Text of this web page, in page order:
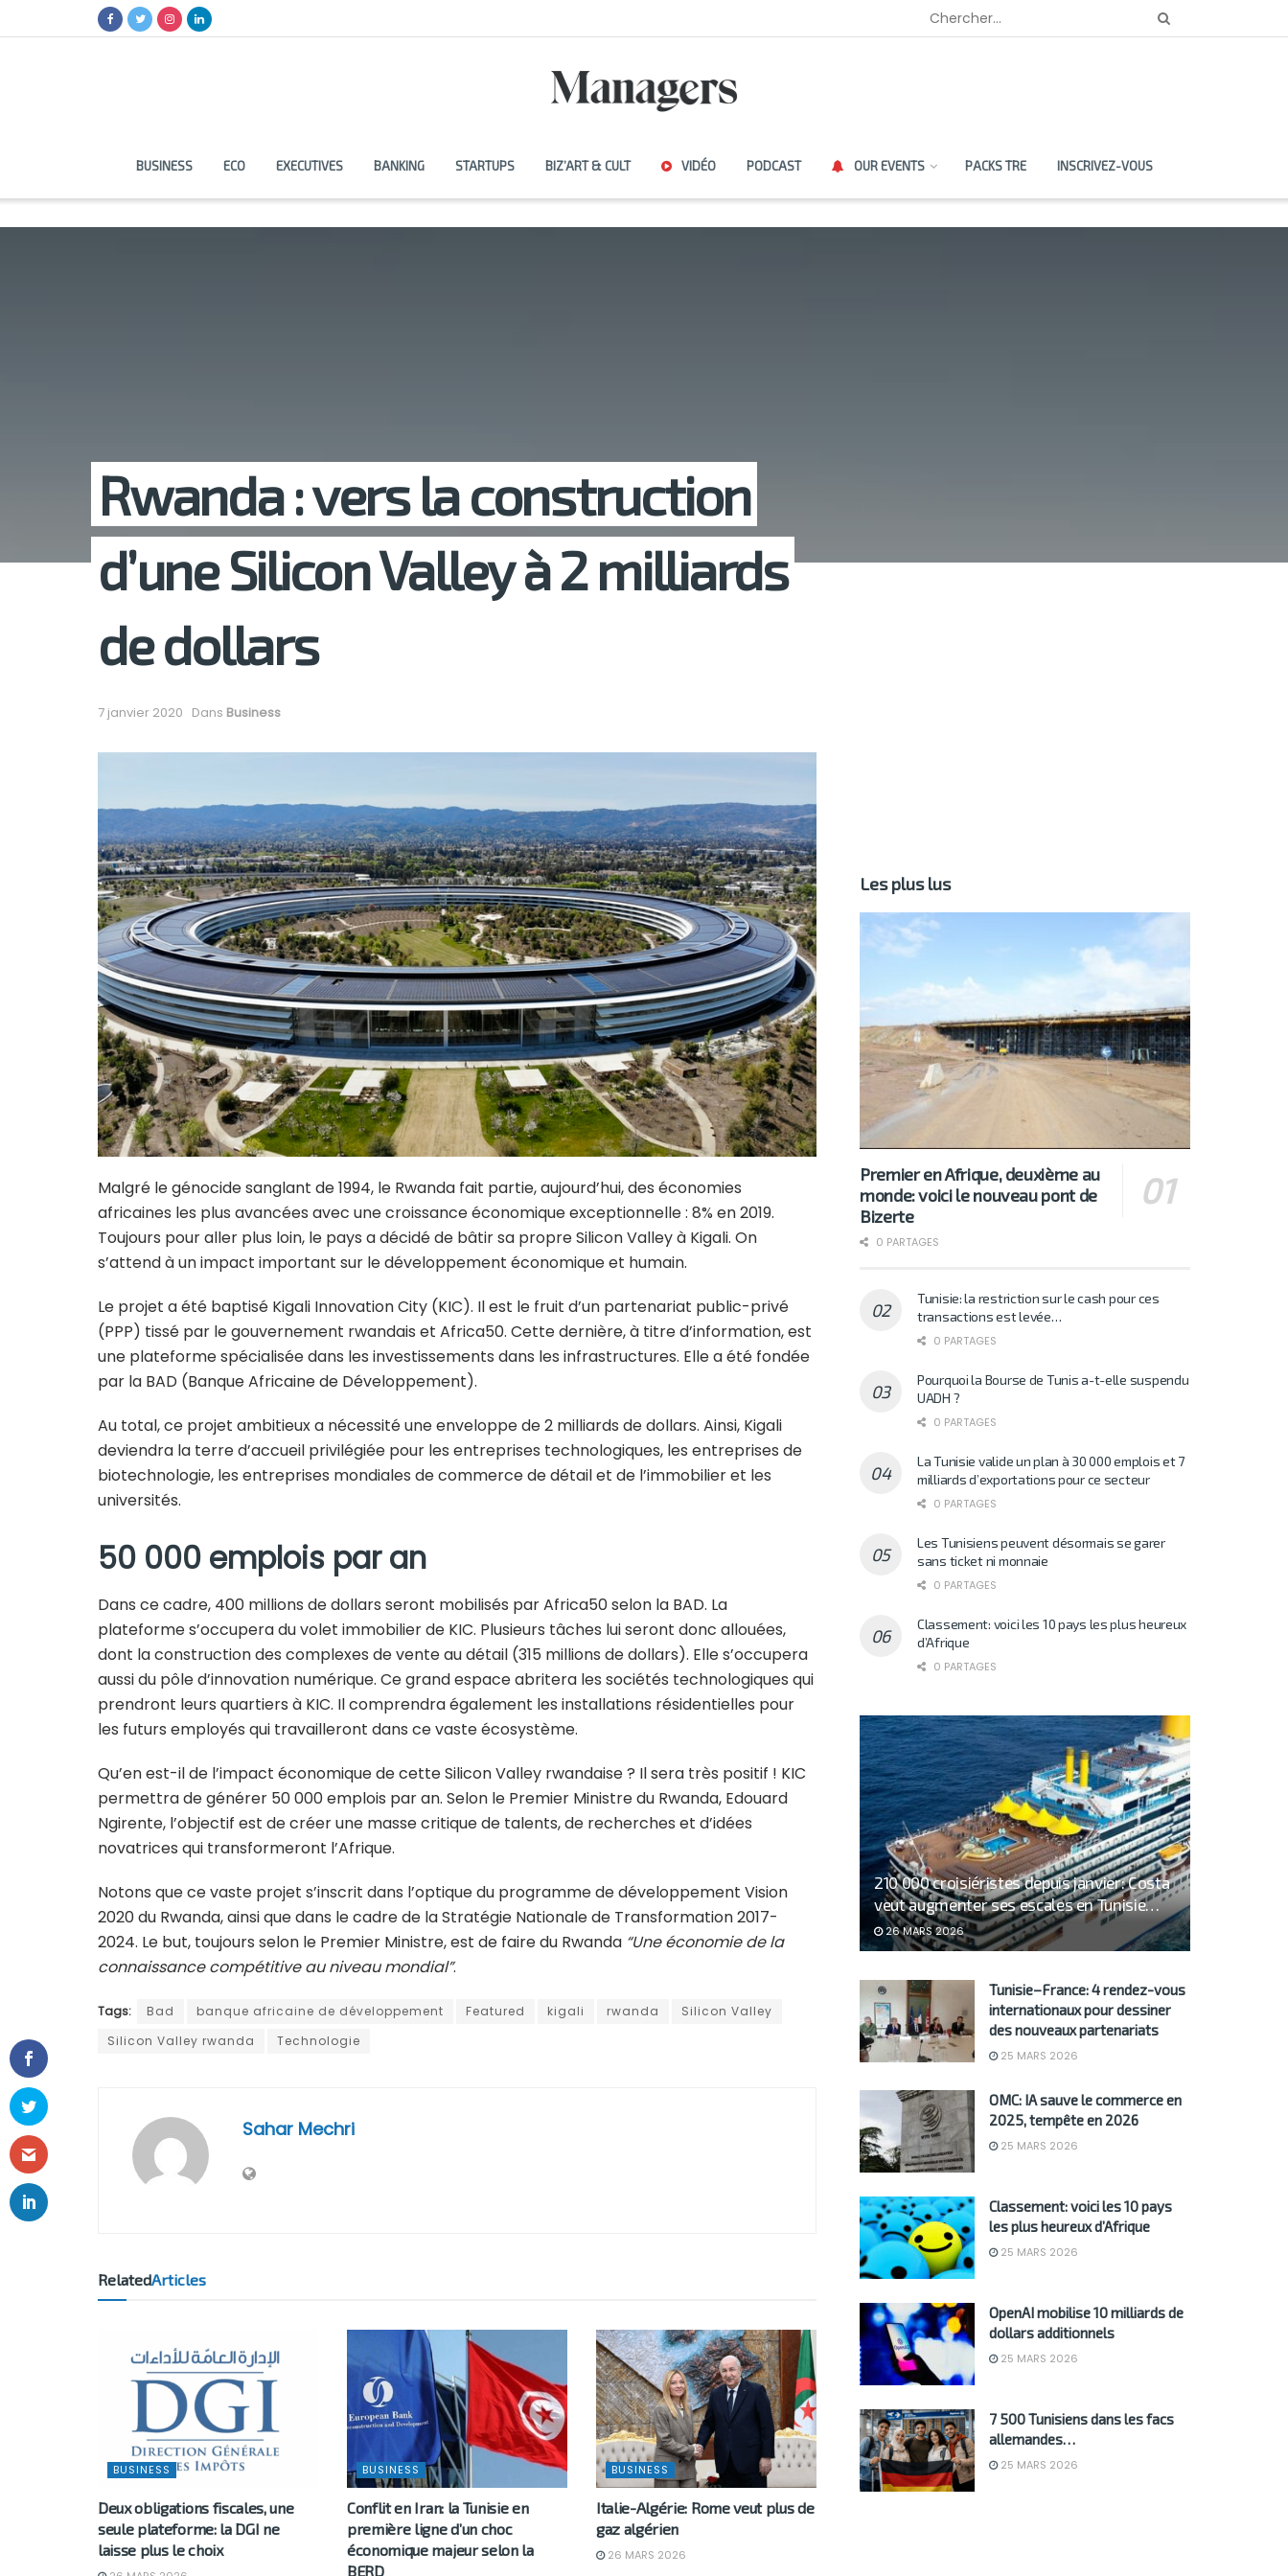
BUSINESS ECO EXECUTIVES BANKING STARTUPS BIZ’ART & CULT VIDÉO PODCAST OUR EVENTS PACKS TRE INSCRIVEZ-VOUS
Rwanda : vers la construction
d’une Silicon Valley à 2 milliards
de dollars
7 janvier 2020 Dans Business
Malgré le génocide sanglant de 1994, le Rwanda fait partie, aujourd’hui, des économies
africaines les plus avancées avec une croissance économique exceptionnelle : 8% en 2019.
Toujours pour aller plus loin, le pays a décidé de bâtir sa propre Silicon Valley à Kigali. On
s’attend à un impact important sur le développement économique et humain.
Le projet a été baptisé Kigali Innovation City (KIC). Il est le fruit d’un partenariat public-privé
(PPP) tissé par le gouvernement rwandais et Africa50. Cette dernière, à titre d’information, est
une plateforme spécialisée dans les investissements dans les infrastructures. Elle a été fondée
par la BAD (Banque Africaine de Développement).
Au total, ce projet ambitieux a nécessité une enveloppe de 2 milliards de dollars. Ainsi, Kigali
deviendra la terre d’accueil privilégiée pour les entreprises technologiques, les entreprises de
biotechnologie, les entreprises mondiales de commerce de détail et de l’immobilier et les
universités.
50 000 emplois par an
Dans ce cadre, 400 millions de dollars seront mobilisés par Africa50 selon la BAD. La
plateforme s’occupera du volet immobilier de KIC. Plusieurs tâches lui seront donc allouées,
dont la construction des complexes de vente au détail (315 millions de dollars). Elle s’occupera
aussi du pôle d’innovation numérique. Ce grand espace abritera les sociétés technologiques qui
prendront leurs quartiers à KIC. Il comprendra également les installations résidentielles pour
les futurs employés qui travailleront dans ce vaste écosystème.
Qu’en est-il de l’impact économique de cette Silicon Valley rwandaise ? Il sera très positif ! KIC
permettra de générer 50 000 emplois par an. Selon le Premier Ministre du Rwanda, Edouard
Ngirente, l’objectif est de créer une masse critique de talents, de recherches et d’idées
novatrices qui transformeront l’Afrique.
Notons que ce vaste projet s’inscrit dans l’optique du programme de développement Vision
2020 du Rwanda, ainsi que dans le cadre de la Stratégie Nationale de Transformation 2017-
2024. Le but, toujours selon le Premier Ministre, est de faire du Rwanda “Une économie de la
connaissance compétitive au niveau mondial”.
Tags: Bad banque africaine de développement Featured kigali rwanda
Silicon Valley
Silicon Valley rwanda
Technologie
Sahar Mechri
RelatedArticles
BUSINESS
Deux obligations fiscales, une
seule plateforme: la DGI ne
laisse plus le choix
BUSINESS
Conflit en Iran: la Tunisie en
première ligne d’un choc
économique majeur selon la
BERD
BUSINESS
Italie-Algérie: Rome veut plus de
gaz algérien
26 MARS 2026
Les plus lus
Premier en Afrique, deuxième au
monde: voici le nouveau pont de
Bizerte
0 PARTAGES
Tunisie: la restriction sur le cash pour ces
transactions est levée…
0 PARTAGES
Pourquoi la Bourse de Tunis a-t-elle suspendu
UADH ?
0 PARTAGES
La Tunisie valide un plan à 30 000 emplois et 7
milliards d’exportations pour ce secteur
0 PARTAGES
Les Tunisiens peuvent désormais se garer
sans ticket ni monnaie
0 PARTAGES
Classement: voici les 10 pays les plus heureux
d’Afrique
0 PARTAGES
210 000 croisiéristes depuis janvier: Costa
veut augmenter ses escales en Tunisie…
26 MARS 2026
Tunisie–France: 4 rendez-vous
internationaux pour dessiner
des nouveaux partenariats
25 MARS 2026
OMC: IA sauve le commerce en
2025, tempête en 2026
25 MARS 2026
Classement: voici les 10 pays
les plus heureux d’Afrique
25 MARS 2026
OpenAI mobilise 10 milliards de
dollars additionnels
25 MARS 2026
7 500 Tunisiens dans les facs
allemandes…
25 MARS 2026